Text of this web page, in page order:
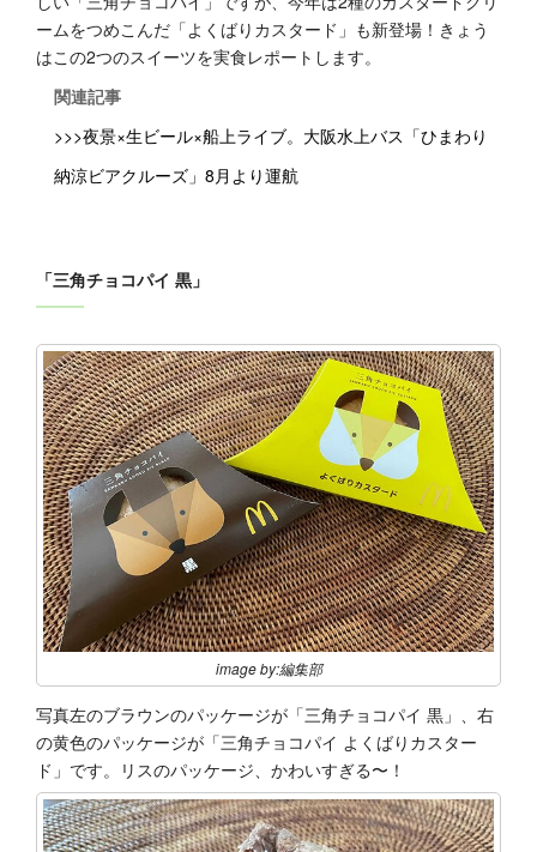
ームをつめこんだ「よくばりカスタード」も新登場！きょう
はこの2つのスイーツを実食レポートします。
関連記事
>>>夜景×生ビール×船上ライブ。大阪水上バス「ひまわり
納涼ビアクルーズ」8月より運航
「三角チョコパイ 黒」
image by:編集部
写真左のブラウンのパッケージが「三角チョコパイ 黒」、右
の黄色のパッケージが「三角チョコパイ よくばりカスター
ド」です。リスのパッケージ、かわいすぎる〜！